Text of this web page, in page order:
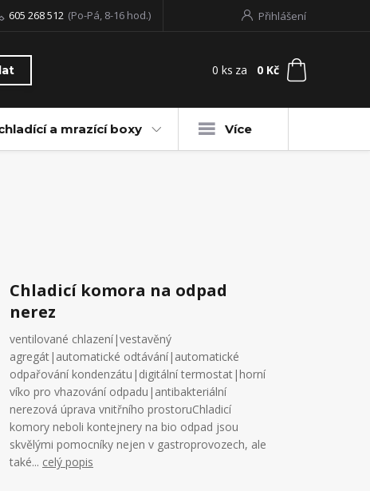
Přihlášení
605 268 512 (Po-Pá, 8-16 hod.)
0 ks za 0 Kč
a mrazící boxy Více
Chladicí komora na odpad
nerez
ventilované chlazení|vestavěný
agregát|automatické odtávání|automatické
odpařování kondenzátu|digitální termostat|horní
víko pro vhazování odpadu|antibakteriální
nerezová úprava vnitřního prostoruChladicí
komory neboli kontejnery na bio odpad jsou
skvělými pomocníky nejen v gastroprovozech, ale
také... celý popis